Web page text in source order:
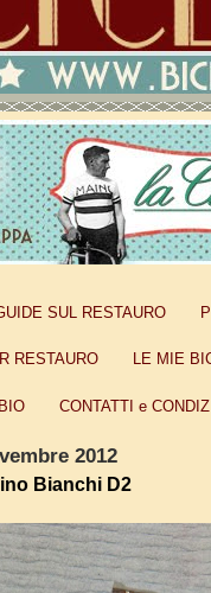
SUL RESTAURO
RESTAURO LE MIE
CONTATTI e
2012
Bianchi D2